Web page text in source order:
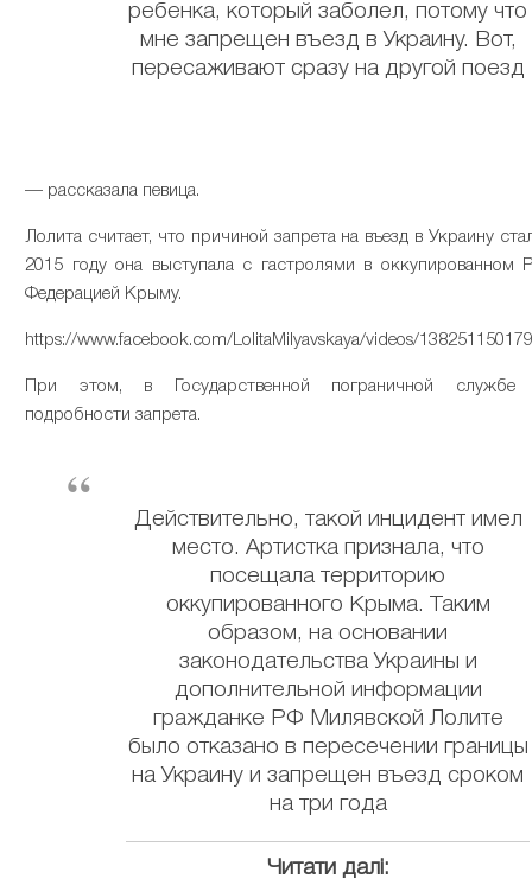
ребенка, который заболел, потому что
мне запрещен въезд в Украину. Вот,
пересаживают сразу на другой поезд
— рассказала певица.
Лолита считает, что причиной запрета на въезд в Украину
2015 году она выступала с гастролями в оккупированном
Федерацией Крыму.
https://www.facebook.com/LolitaMilyavskaya/videos/
При этом, в Государственной пограничной службе
подробности запрета.
Действительно, такой инцидент имел
место. Артистка признала, что
посещала территорию
оккупированного Крыма. Таким
образом, на основании
законодательства Украины и
дополнительной информации
гражданке РФ Милявской Лолите
было отказано в пересечении границы
на Украину и запрещен въезд сроком
на три года
Читати далі: